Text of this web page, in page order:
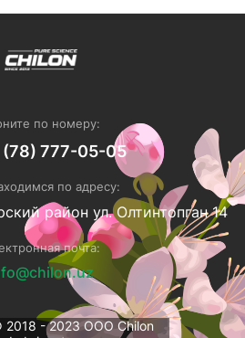
по номеру:
777-05-05
по адресу:
район ул. Олтинтопган 14
почта:
- 2023 ОOO Chilon